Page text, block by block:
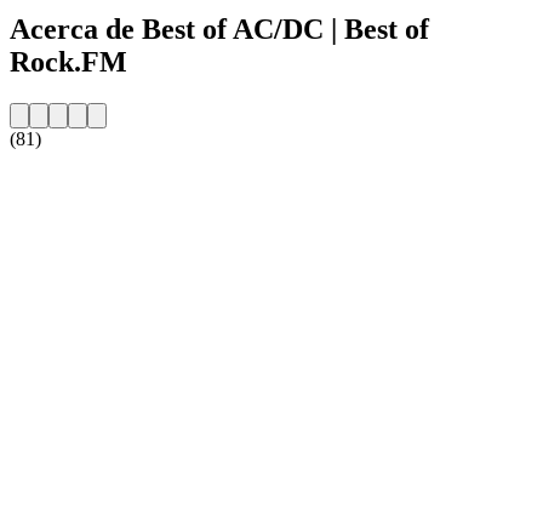
Acerca de Best of AC/DC | Best of
Rock.FM
(81)